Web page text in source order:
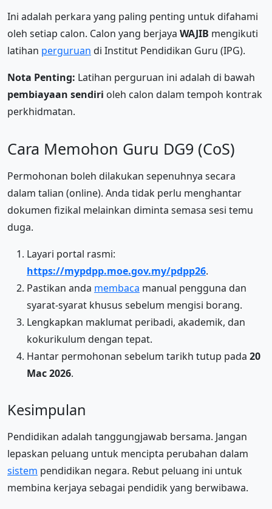
Ini adalah perkara yang paling penting untuk difahami
oleh setiap calon. Calon yang berjaya WAJIB mengikuti
latihan perguruan di Institut Pendidikan Guru (IPG).
Nota Penting: Latihan perguruan ini adalah di bawah
pembiayaan sendiri oleh calon dalam tempoh kontrak
perkhidmatan.
Cara Memohon Guru DG9 (CoS)
Permohonan boleh dilakukan sepenuhnya secara
dalam talian (online). Anda tidak perlu menghantar
dokumen fizikal melainkan diminta semasa sesi temu
duga.
Layari portal rasmi:
https://mypdpp.moe.gov.my/pdpp26.
Pastikan anda membaca manual pengguna dan
syarat-syarat khusus sebelum mengisi borang.
Lengkapkan maklumat peribadi, akademik, dan
kokurikulum dengan tepat.
Hantar permohonan sebelum tarikh tutup pada 20
Mac 2026.
Kesimpulan
Pendidikan adalah tanggungjawab bersama. Jangan
lepaskan peluang untuk mencipta perubahan dalam
sistem pendidikan negara. Rebut peluang ini untuk
membina kerjaya sebagai pendidik yang berwibawa.